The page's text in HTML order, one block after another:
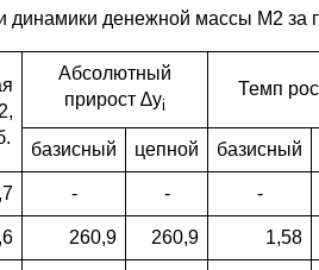
динамики денежной массы М2 за
Абсолютный
прирост ∆yi
Темп
базисный цепной базисный
- - -
260,9 260,9 1,58